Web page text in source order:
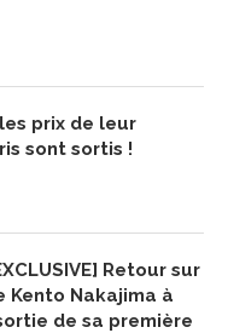
les prix de leur
sont sortis !
Retour sur
Kento Nakajima à
de sa première